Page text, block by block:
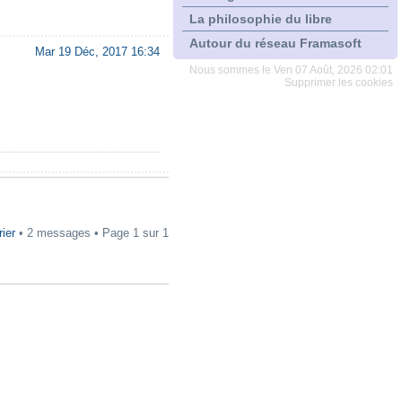
La philosophie du libre
Autour du réseau Framasoft
Nous sommes le Ven 07 Août, 2026 02:01
Supprimer les cookies
Mar 19 Déc, 2017 16:34
• 2 messages • Page 1 sur 1